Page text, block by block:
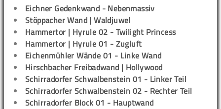
Eichner Gedenkwand - Nebenmassiv
Stöppacher Wand | Waldjuwel
Hammertor | Hyrule 02 - Twilight Princess
Hammertor | Hyrule 01 - Zugluft
Eichenmühler Wände 01 - Linke Wand
Hirschbacher Freibadwand | Hollywood
Schirradorfer Schwalbenstein 01 - Linker Teil
Schirradorfer Schwalbenstein 02 - Rechter Teil
Schirradorfer Block 01 - Hauptwand